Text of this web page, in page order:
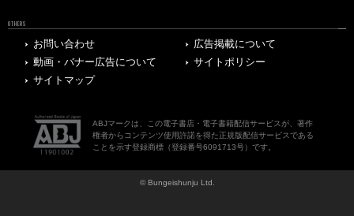
OTHERS
お問い合わせ
広告掲載について
動画・バナー広告について
サイトポリシー
サイトマップ
ABJマークは、この電子書店・電子書籍配信サービスが、著作
権者からコンテンツ使用許諾を得た正規版配信サービスである
ことを示す登録商標（登録番号6091713号）です。
© Bungeishunju Ltd.